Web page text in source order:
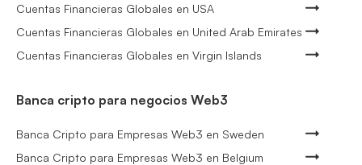
Cuentas Financieras Globales en USA
Cuentas Financieras Globales en United Arab Emirates
Cuentas Financieras Globales en Virgin Islands
Banca cripto para negocios Web3
Banca Cripto para Empresas Web3 en Sweden
Banca Cripto para Empresas Web3 en Belgium